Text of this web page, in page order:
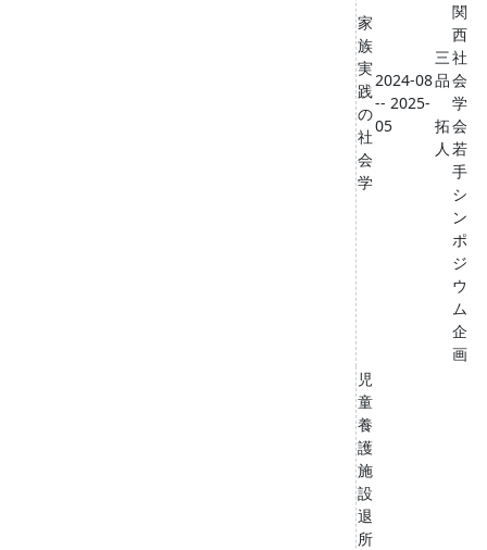
家
族
実
践
の
社
会
学
2024-08
-- 2025-
05
三
品
拓
人
関
西
社
会
学
会
若
手
シ
ン
ポ
ジ
ウ
ム
企
画
児
童
養
護
施
設
退
所